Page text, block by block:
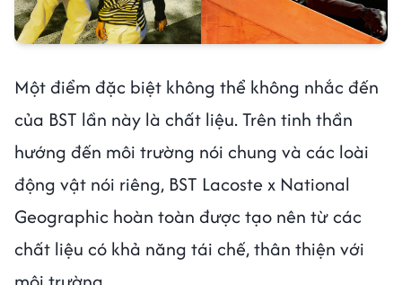
Một điểm đặc biệt không thể không nhắc đến
của BST lần này là chất liệu. Trên tinh thần
hướng đến môi trường nói chung và các loài
động vật nói riêng, BST Lacoste x National
Geographic hoàn toàn được tạo nên từ các
chất liệu có khả năng tái chế, thân thiện với